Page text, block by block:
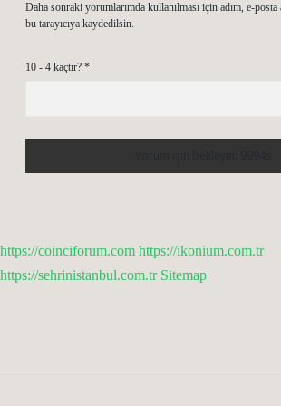
Daha sonraki yorumlarımda kullanılması için adım, e-
bu tarayıcıya kaydedilsin.
10 - 4 kaçtır? *
https://coinciforum.com https://ikonium.com.tr
https://sehrinistanbul.com.tr Sitemap